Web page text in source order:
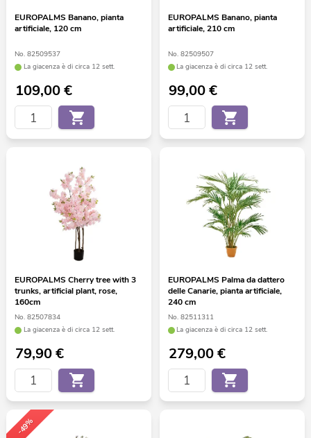
EUROPALMS Banano, pianta
artificiale, 120 cm
No. 82509537
La giacenza è di circa 12 sett.
109,00€
EUROPALMS Banano, pianta
artificiale, 210 cm
No. 82509507
La giacenza è di circa 12 sett.
99,00€
EUROPALMS Cherry tree with 3
trunks, artificial plant, rose,
160cm
No. 82507834
La giacenza è di circa 12 sett.
79,90€
EUROPALMS Palma da dattero
delle Canarie, pianta artificiale,
240 cm
No. 82511311
La giacenza è di circa 12 sett.
279,00€
-49%